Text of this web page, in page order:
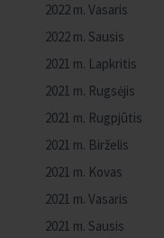
2022 m. Vasaris
2022 m. Sausis
2021 m. Lapkritis
2021 m. Rugsėjis
2021 m. Rugpjūtis
2021 m. Birželis
2021 m. Kovas
2021 m. Vasaris
2021 m. Sausis